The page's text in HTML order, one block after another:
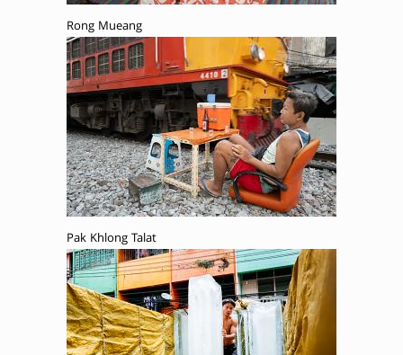
Rong Mueang
Pak Khlong Talat